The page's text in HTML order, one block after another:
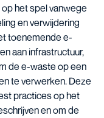
het spel vanwege
en verwijdering
toenemende e-
aan infrastructuur,
de e-waste op een
te verwerken. Deze
practices op het
en om de